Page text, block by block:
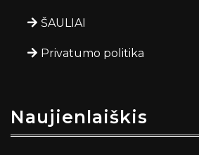
ŠAULIAI
Privatumo politika
Naujienlaiškis